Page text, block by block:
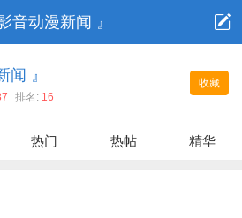
音动漫新闻 』
收藏
闻 』
排名: 16
热门 热帖 精华